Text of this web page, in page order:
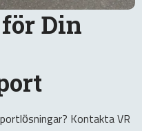
Din
Kontakta VR